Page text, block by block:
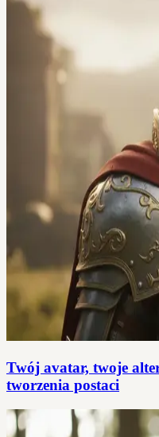
Twój avatar, twoje
tworzenia postaci